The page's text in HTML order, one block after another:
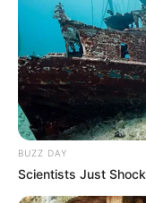
BUZZ DAY
Scientists Just